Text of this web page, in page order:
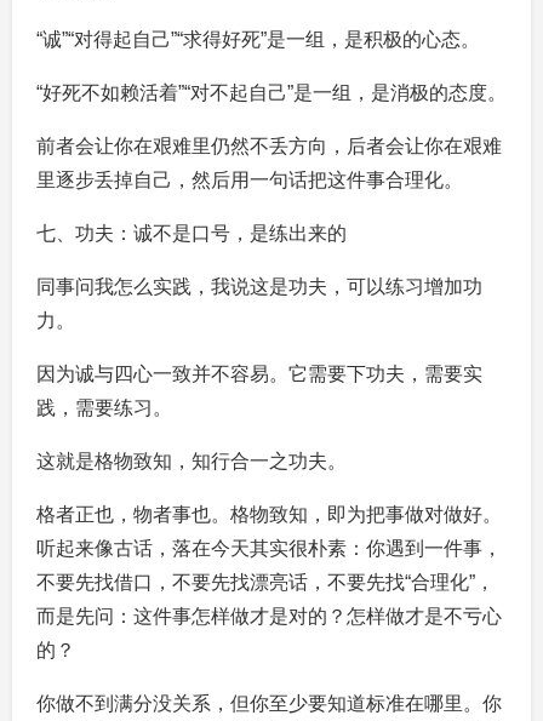
“诚”“对得起自己”“求得好死”是一组，是积极的心态。
“好死不如赖活着”“对不起自己”是一组，是消极的态度。
前者会让你在艰难里仍然不丢方向，后者会让你在艰难
里逐步丢掉自己，然后用一句话把这件事合理化。
七、功夫：诚不是口号，是练出来的
同事问我怎么实践，我说这是功夫，可以练习增加功
力。
因为诚与四心一致并不容易。它需要下功夫，需要实
践，需要练习。
这就是格物致知，知行合一之功夫。
格者正也，物者事也。格物致知，即为把事做对做好。
听起来像古话，落在今天其实很朴素：你遇到一件事，
不要先找借口，不要先找漂亮话，不要先找“合理化”，
而是先问：这件事怎样做才是对的？怎样做才是不亏心
的？
你做不到满分没关系，但你至少要知道标准在哪里。你